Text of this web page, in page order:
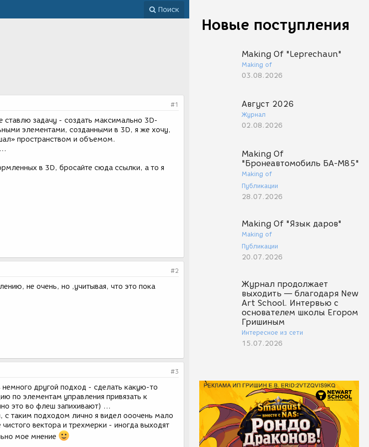
Новые поступления
Making Of "Leprechaun"
Making of
03.08.2026
Август 2026
Журнал
02.08.2026
Making Of
"Бронеавтомобиль БА-М85"
Making of
Публикации
28.07.2026
Making Of "Язык даров"
Making of
Публикации
20.07.2026
Журнал продолжает
выходить — благодаря New
Art School. Интервью с
основателем школы Егором
Гришиным
Интересное из сети
15.07.2026
Поиск
#1
ставлю задачу - создать максимально 3D-
элементами, созданными в 3D, я же хочу,
пространством и объемом.
в 3D, бросайте сюда ссылки, а то я
#2
не очень, но ,учитывая, что это пока
#3
другой подход - сделать какую-то
по элементам управления привязать к
это во флеш запихивают) ...
с таким подходом лично я видел ооочень мало
вектора и трехмерки - иногда выходят
мое мнение